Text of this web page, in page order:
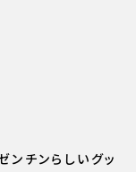
ンチンらしいグッ